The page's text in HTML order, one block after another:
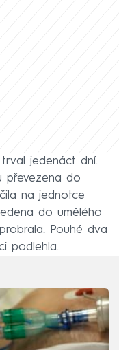
jedenáct dní.
převezena do
na jednotce
do umělého
Pouhé dva
podlehla.